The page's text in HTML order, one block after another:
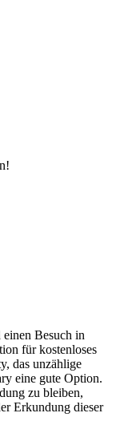
Besuch in
für kostenloses
das unzählige
eine gute Option.
zu bleiben,
Erkundung dieser